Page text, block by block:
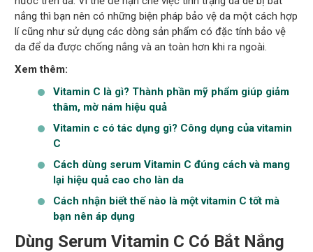
nắng thì bạn nên có những biện pháp bảo vệ da một cách hợp
lí cũng như sử dụng các dòng sản phẩm có đặc tính bảo vệ
da để da được chống nắng và an toàn hơn khi ra ngoài.
Xem thêm:
Vitamin C là gì? Thành phần mỹ phẩm giúp giảm
thâm, mờ nám hiệu quả
Vitamin c có tác dụng gì? Công dụng của vitamin
C
Cách dùng serum Vitamin C đúng cách và mang
lại hiệu quả cao cho làn da
Cách nhận biết thế nào là một vitamin C tốt mà
bạn nên áp dụng
Dùng Serum Vitamin C Có Bắt Nắng